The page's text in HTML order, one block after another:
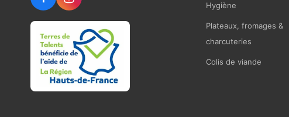
Hygiène
Plateaux, fromages &
charcuteries
Colis de viande